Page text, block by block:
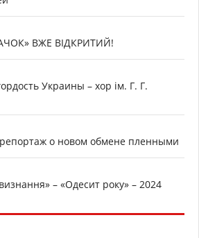
ВЖЕ ВІДКРИТИЙ!
Украины – хор ім. Г. Г.
о новом обмене пленными
– «Одесит року» – 2024